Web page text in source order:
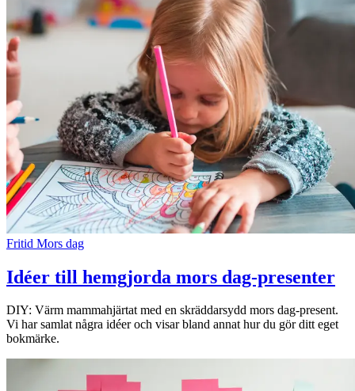
Fritid Mors dag
Idéer till hemgjorda mors dag-presenter
DIY: Värm mammahjärtat med en skräddarsydd mors dag-present.
Vi har samlat några idéer och visar bland annat hur du gör ditt eget
bokmärke.